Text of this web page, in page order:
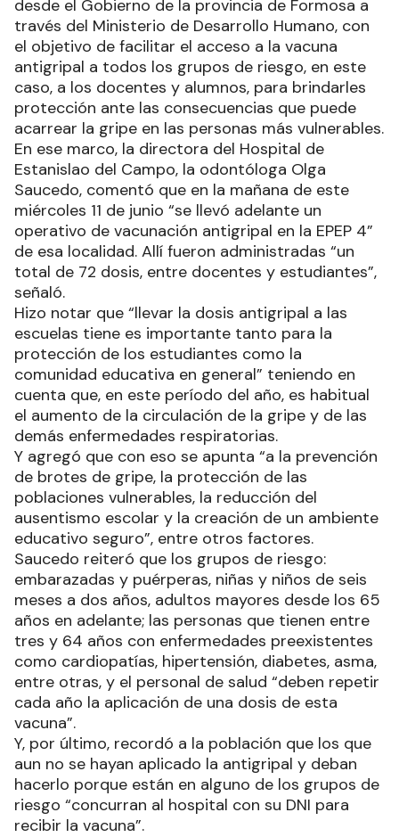
desde el Gobierno de la provincia de Formosa a
través del Ministerio de Desarrollo Humano, con
el objetivo de facilitar el acceso a la vacuna
antigripal a todos los grupos de riesgo, en este
caso, a los docentes y alumnos, para brindarles
protección ante las consecuencias que puede
acarrear la gripe en las personas más vulnerables.
En ese marco, la directora del Hospital de
Estanislao del Campo, la odontóloga Olga
Saucedo, comentó que en la mañana de este
miércoles 11 de junio “se llevó adelante un
operativo de vacunación antigripal en la EPEP 4”
de esa localidad. Allí fueron administradas “un
total de 72 dosis, entre docentes y estudiantes”,
señaló.
Hizo notar que “llevar la dosis antigripal a las
escuelas tiene es importante tanto para la
protección de los estudiantes como la
comunidad educativa en general” teniendo en
cuenta que, en este período del año, es habitual
el aumento de la circulación de la gripe y de las
demás enfermedades respiratorias.
Y agregó que con eso se apunta “a la prevención
de brotes de gripe, la protección de las
poblaciones vulnerables, la reducción del
ausentismo escolar y la creación de un ambiente
educativo seguro”, entre otros factores.
Saucedo reiteró que los grupos de riesgo:
embarazadas y puérperas, niñas y niños de seis
meses a dos años, adultos mayores desde los 65
años en adelante; las personas que tienen entre
tres y 64 años con enfermedades preexistentes
como cardiopatías, hipertensión, diabetes, asma,
entre otras, y el personal de salud “deben repetir
cada año la aplicación de una dosis de esta
vacuna”.
Y, por último, recordó a la población que los que
aun no se hayan aplicado la antigripal y deban
hacerlo porque están en alguno de los grupos de
riesgo “concurran al hospital con su DNI para
recibir la vacuna”.